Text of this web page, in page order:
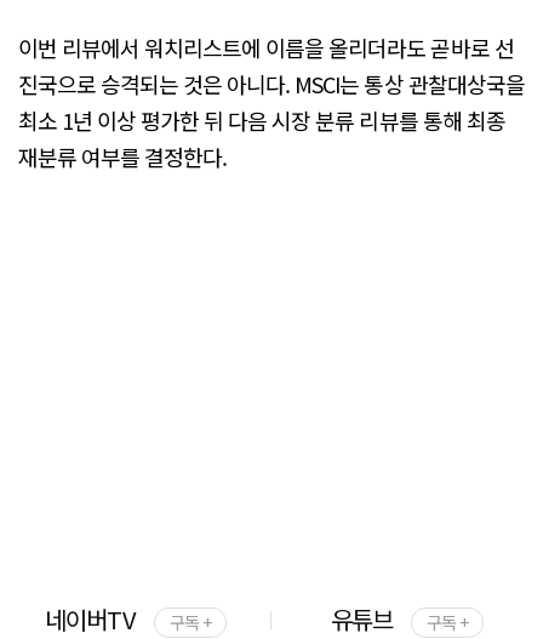
이번 리뷰에서 워치리스트에 이름을 올리더라도 곧바로 선
진국으로 승격되는 것은 아니다. MSCI는 통상 관찰대상국을
최소 1년 이상 평가한 뒤 다음 시장 분류 리뷰를 통해 최종
재분류 여부를 결정한다.
네이버TV 구독 + 유튜브 구독 +